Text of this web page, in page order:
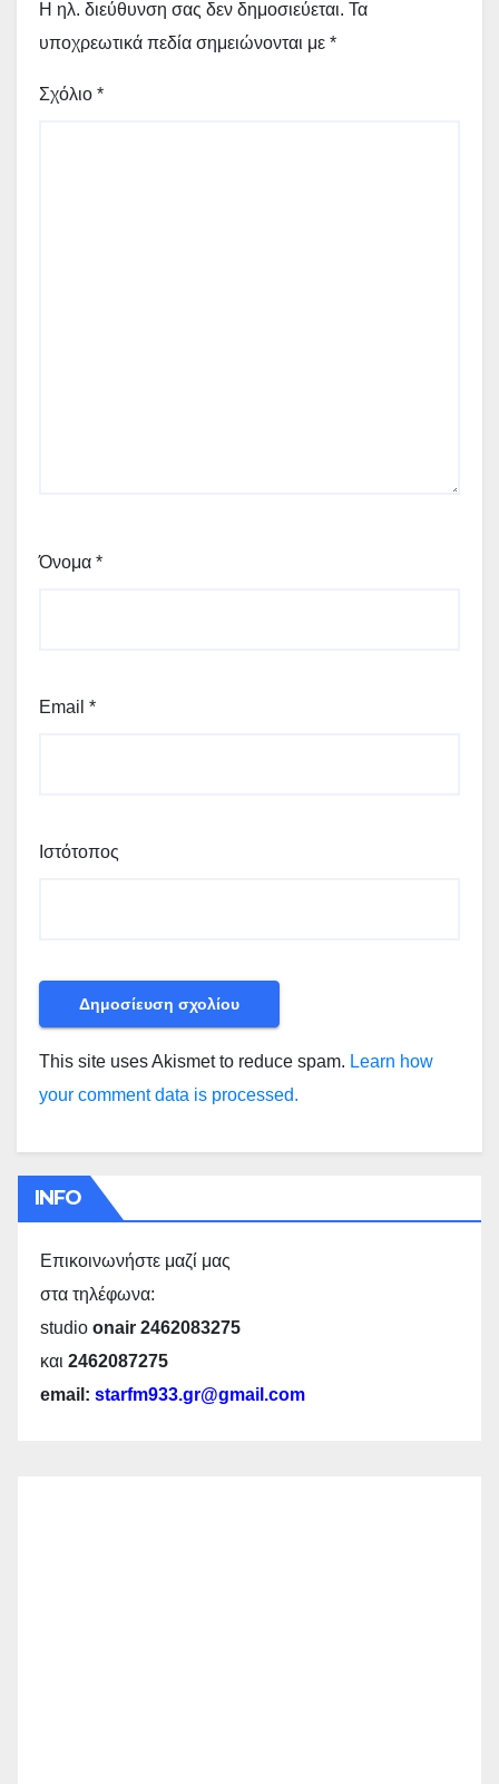
Η ηλ. διεύθυνση σας δεν δημοσιεύεται. Τα
υποχρεωτικά πεδία σημειώνονται με *
Σχόλιο *
Όνομα *
Email *
Ιστότοπος
This site uses Akismet to reduce spam. Learn how
your comment data is processed.
INFO
Επικοινωνήστε μαζί μας
στα τηλέφωνα:
studio onair 2462083275
και 2462087275
email: starfm933.gr@gmail.com